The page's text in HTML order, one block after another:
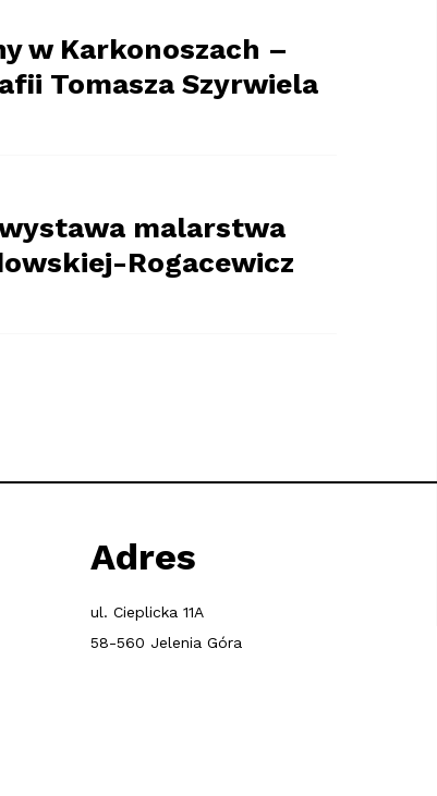
w Karkonoszach –
Tomasza Szyrwiela
wystawa malarstwa
Rogacewicz
Adres
ul. Cieplicka 11A
58-560 Jelenia Góra